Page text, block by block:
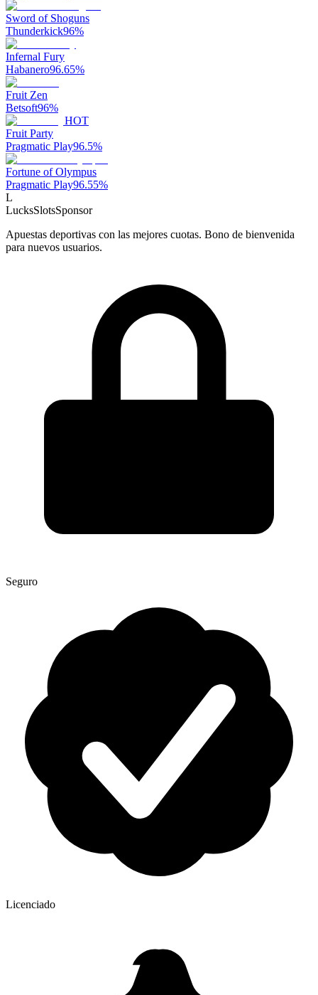
Sword of Shoguns
Thunderkick96%
Infernal Fury
Habanero96.65%
Fruit Zen
Betsoft96%
HOT
Fruit Party
Pragmatic Play96.5%
Fortune of Olympus
Pragmatic Play96.55%
L
LucksSlotsSponsor
Apuestas deportivas con las mejores cuotas. Bono de bienvenida
para nuevos usuarios.
Seguro
Licenciado